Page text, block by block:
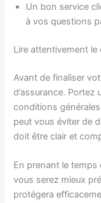
Un bon service
à vos questions
Lire attentivement le
Avant de finaliser
d’assurance. Portez
conditions
peut vous éviter de
doit être clair et
En prenant le temps
vous serez mieux
protégera